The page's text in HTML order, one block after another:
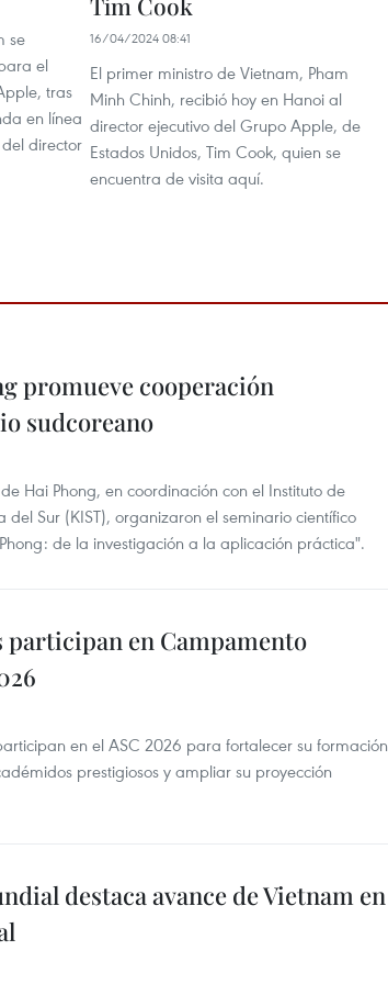
se
el
tras
en línea
director
16/04/2024 08:41
El primer ministro de Vietnam, Pham
Minh Chinh, recibió hoy en Hanoi al
director ejecutivo del Grupo Apple, de
Estados Unidos, Tim Cook, quien se
encuentra de visita aquí.
promueve cooperación
sudcoreano
Hai Phong, en coordinación con el Instituto de
Sur (KIST), organizaron el seminario científico
de la investigación a la aplicación práctica".
participan en Campamento
en el ASC 2026 para fortalecer su formación
prestigiosos y ampliar su proyección
destaca avance de Vietnam en